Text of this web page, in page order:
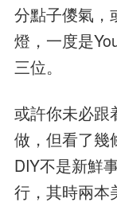
分點子儍氣，
燈，一度是
三位。
或許你未必跟
做，但看了幾
DIY不是新鮮
行，其時兩本